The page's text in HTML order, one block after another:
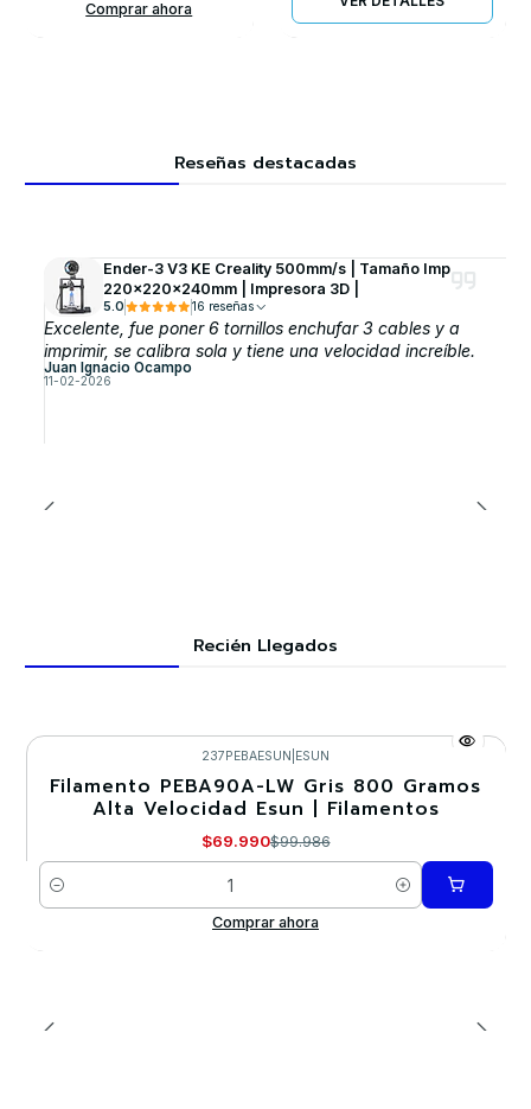
Comprar ahora
Reseñas destacadas
Ender-3 V3 KE Creality 500mm/s | Tamaño Imp
220x220x240mm | Impresora 3D |
5.0 16 reseñas
Excelente, fue poner 6 tornillos enchufar 3 cables y a
imprimir, se calibra sola y tiene una velocidad increíble.
Juan Ignacio Ocampo
11-02-2026
Recién Llegados
-30%
237PEBAESUN ESUN
Filamento PEBA90A-LW Gris 800 Gramos
Alta Velocidad Esun | Filamentos
$69.990$99.986
Cantidad
Comprar ahora